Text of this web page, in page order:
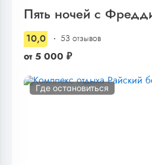
Пять ночей с
10,0 53 отзывов
от 5 000 ₽
Где остановиться